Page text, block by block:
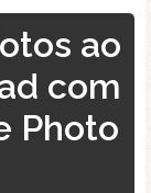
ao
com
Photo